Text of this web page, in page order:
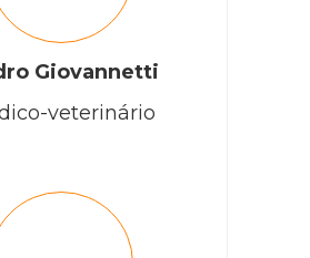
Giovannetti
veterinário